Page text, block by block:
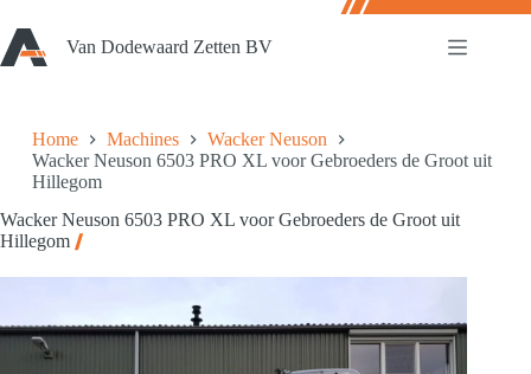
naar
de
inhoud
Van Dodewaard Zetten BV
Home Machines
Wacker Neuson
Wacker Neuson 6503 PRO XL voor Gebroeders de Groot uit
Hillegom
Wacker Neuson 6503 PRO XL voor Gebroeders de Groot uit
Hillegom